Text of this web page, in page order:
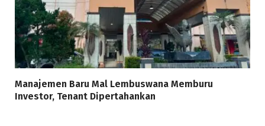
Manajemen Baru Mal Lembuswana Memburu
Investor, Tenant Dipertahankan